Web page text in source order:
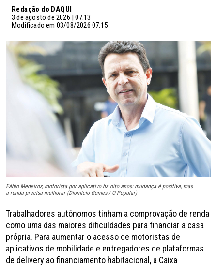
Redação do DAQUI
3 de agosto de 2026 | 07:13
Modificado em 03/08/2026 07:15
Fábio Medeiros, motorista por aplicativo há oito anos: mudança é positiva, mas
a renda precisa melhorar (Diomício Gomes / O Popular)
Trabalhadores autônomos tinham a comprovação de renda
como uma das maiores dificuldades para financiar a casa
própria. Para aumentar o acesso de motoristas de
aplicativos de mobilidade e entregadores de plataformas
de delivery ao financiamento habitacional, a Caixa